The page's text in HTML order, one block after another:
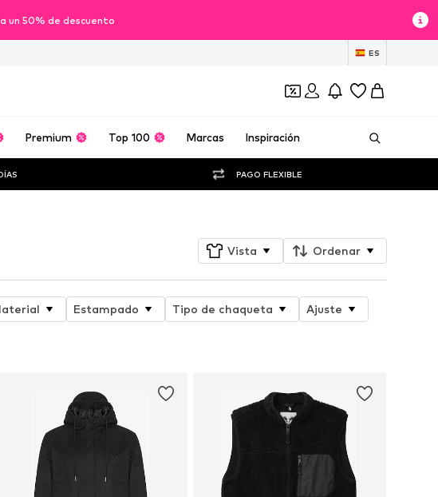
un 50% de descuento
ES
Premium Top 100 Marcas Inspiración
PAGO FLEXIBLE
Vista Ordenar
Estampado Tipo de chaqueta
Ajuste